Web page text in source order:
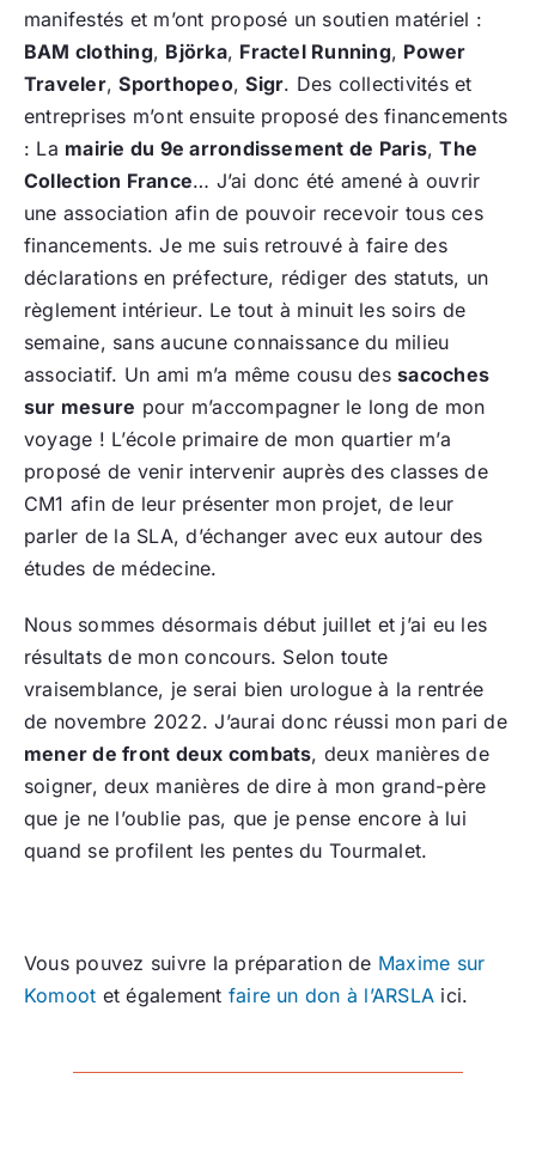
manifestés et m’ont proposé un soutien matériel :
BAM clothing, Björka, Fractel Running, Power
Traveler,Sporthopeo,Sigr. Des collectivités et
entreprises m’ont ensuite proposé des financements
: La mairie du 9e arrondissement de Paris,The
Collection France… J’ai donc été amené à ouvrir
une association afin de pouvoir recevoir tous ces
financements. Je me suis retrouvé à faire des
déclarations en préfecture, rédiger des statuts, un
règlement intérieur. Le tout à minuit les soirs de
semaine, sans aucune connaissance du milieu
associatif. Un ami m’a même cousu dessacoches
sur mesure pour m’accompagner le long de mon
voyage ! L’école primaire de mon quartier m’a
proposé de venir intervenir auprès des classes de
CM1 afin de leur présenter mon projet, de leur
parler de la SLA, d’échanger avec eux autour des
études de médecine.
Nous sommes désormais début juillet et j’ai eu les
résultats de mon concours. Selon toute
vraisemblance, je serai bien urologue à la rentrée
de novembre 2022. J’aurai donc réussi mon pari de
menerde front deux combats, deux manières de
soigner, deux manières de dire à mon grand-père
que je ne l’oublie pas, que je pense encore à lui
quand se profilent les pentes du Tourmalet.
Vous pouvez suivre la préparation de Maxime sur
Komoot et également faire un don à l’ARSLA ici.